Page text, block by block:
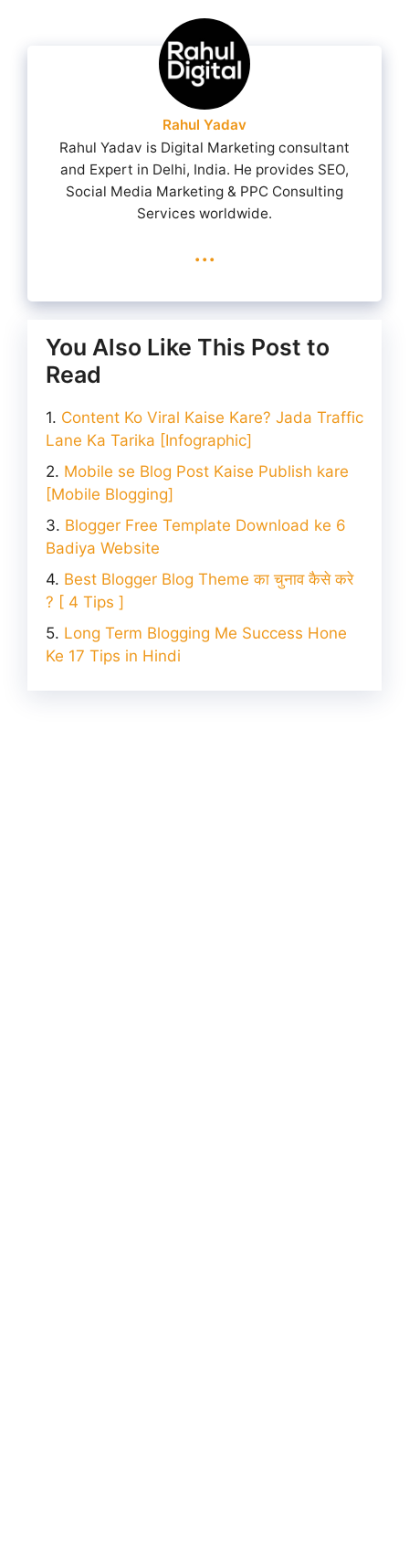
Rahul Yadav
Rahul Yadav is Digital Marketing consultant
and Expert in Delhi, India. He provides SEO,
Social Media Marketing & PPC Consulting
Services worldwide.
...
You Also Like This Post to
Read
Content Ko Viral Kaise Kare? Jada Traffic
Lane Ka Tarika [Infographic]
Mobile se Blog Post Kaise Publish kare
[Mobile Blogging]
Blogger Free Template Download ke 6
Badiya Website
Best Blogger Blog Theme का चुनाव कैसे करे
? [ 4 Tips ]
Long Term Blogging Me Success Hone
Ke 17 Tips in Hindi